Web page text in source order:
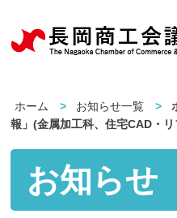
ホーム お知らせ一覧
報」(金属加工科、住宅CAD・
お知らせ